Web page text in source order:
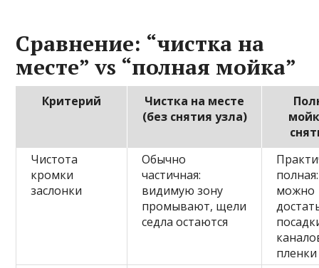
Сравнение: “чистка на
месте” vs “полная мойка”
Критерий
Чистка на месте
(без снятия узла)
Чистота
кромки
заслонки
Обычно
частичная:
видимую зону
промывают, щели
седла остаются
полная:
можно
пленки